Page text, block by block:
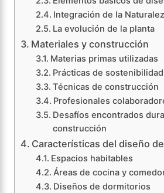
Integración de la
La evolución de la planta
Materiales y construcción
Materias primas utilizadas
Prácticas de sostenibilidad
Técnicas de construcción
Profesionales
Desafíos encontrados
construcción
Características del diseño
Espacios habitables
Áreas de cocina y
Diseños de dormitorios